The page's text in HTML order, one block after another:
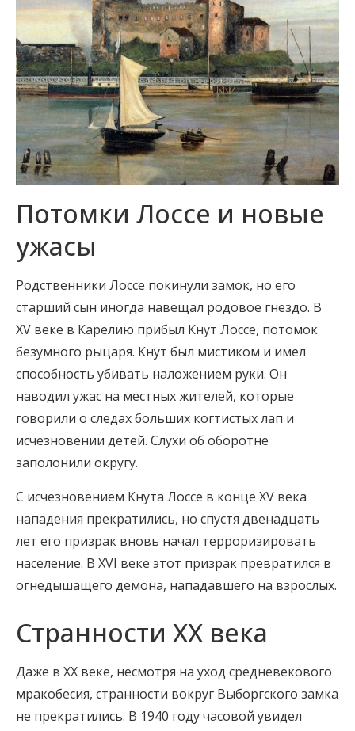
Потомки Лоссе и новые
ужасы
Родственники Лоссе покинули замок, но его
старший сын иногда навещал родовое гнездо. В
XV веке в Карелию прибыл Кнут Лоссе, потомок
безумного рыцаря. Кнут был мистиком и имел
способность убивать наложением руки. Он
наводил ужас на местных жителей, которые
говорили о следах больших когтистых лап и
исчезновении детей. Слухи об оборотне
заполонили округу.
С исчезновением Кнута Лоссе в конце XV века
нападения прекратились, но спустя двенадцать
лет его призрак вновь начал терроризировать
население. В XVI веке этот призрак превратился в
огнедышащего демона, нападавшего на взрослых.
Странности XX века
Даже в XX веке, несмотря на уход средневекового
мракобесия, странности вокруг Выборгского замка
не прекратились. В 1940 году часовой увидел